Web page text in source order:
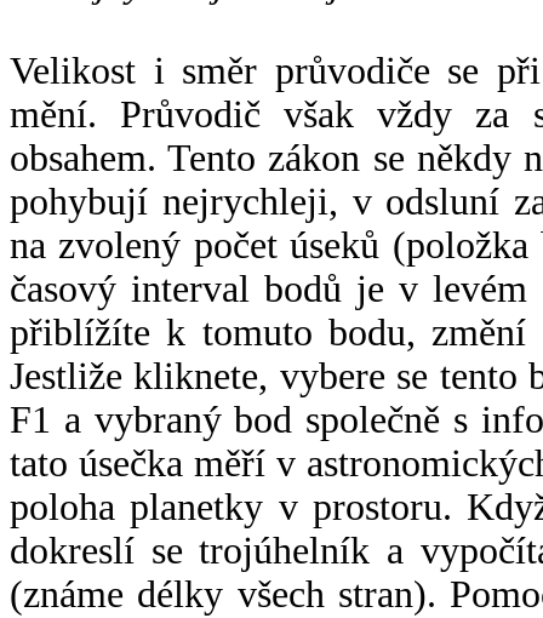
Velikost i směr průvodiče se
mění. Průvodič však vždy za
obsahem. Tento zákon se někdy
pohybují nejrychleji, v odsluní
na zvolený počet úseků
časový interval bodů je v
přiblížíte k tomuto bodu,
Jestliže kliknete, vybere se tento
F1 a vybraný bod společně s
tato úsečka měří v
poloha planetky v prostoru.
dokreslí se trojúhelník a
(známe délky všech stran).